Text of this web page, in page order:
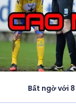
Bất ngờ với